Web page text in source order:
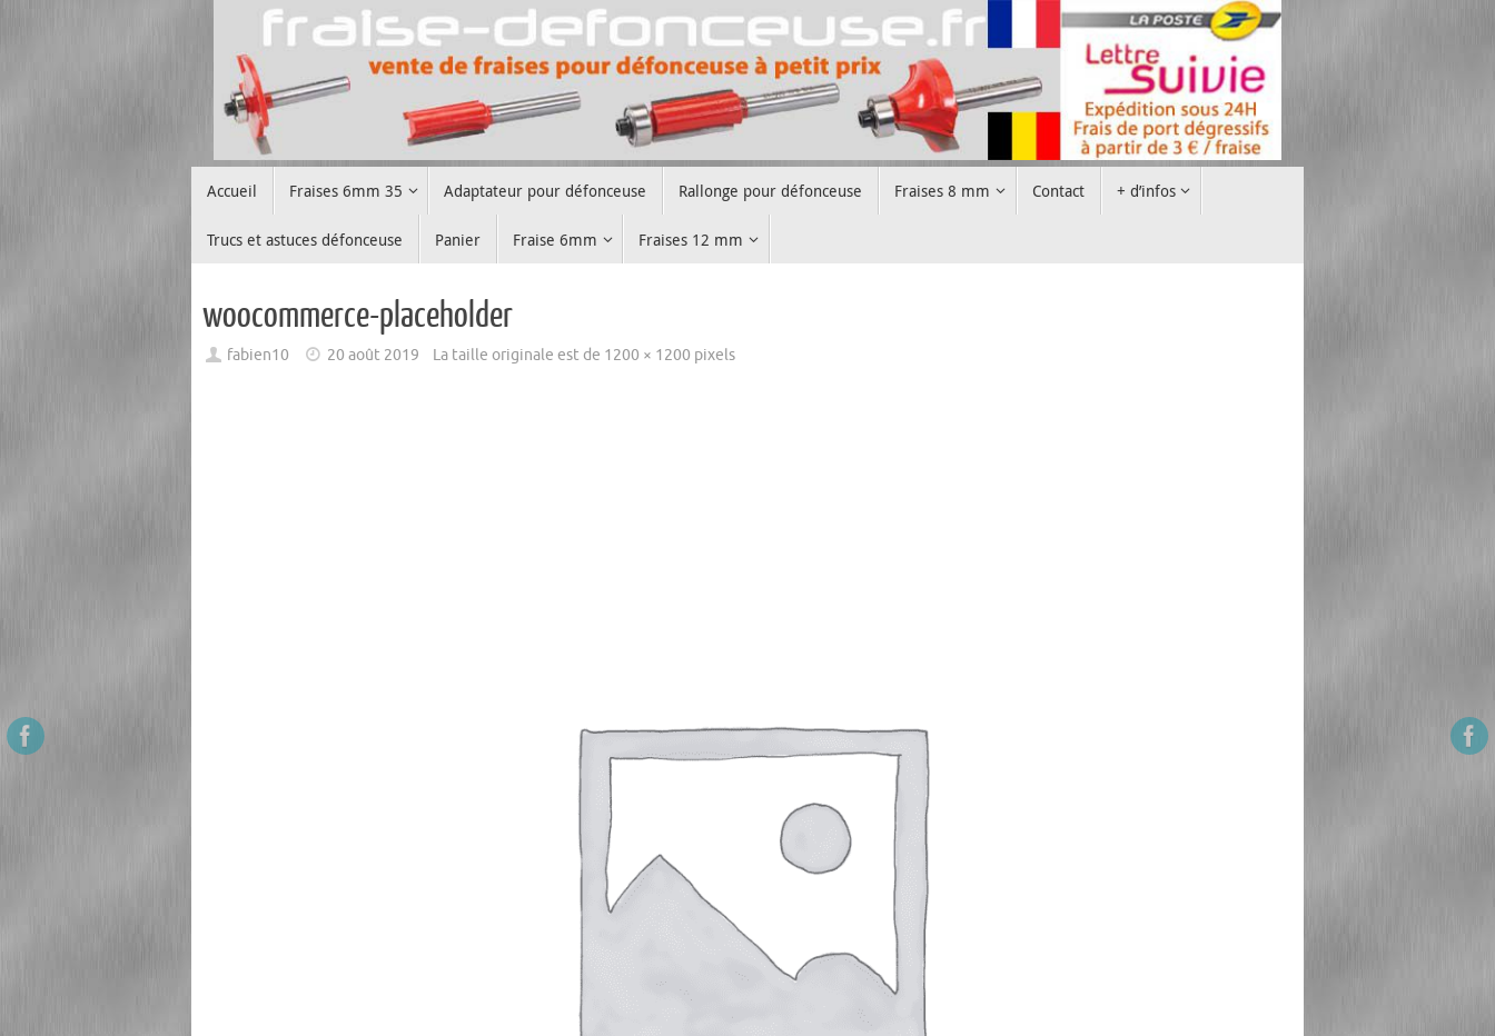
Accueil Fraises 6mm 35 Adaptateur pour défonceuse Rallonge pour défonceuse Fraises 8 mm Contact + d’infos
Trucs et astuces défonceuse Panier Fraise 6mm Fraises 12 mm
woocommerce-placeholder
fabien10 20 août 2019 La taille originale est de 1200 × 1200 pixels